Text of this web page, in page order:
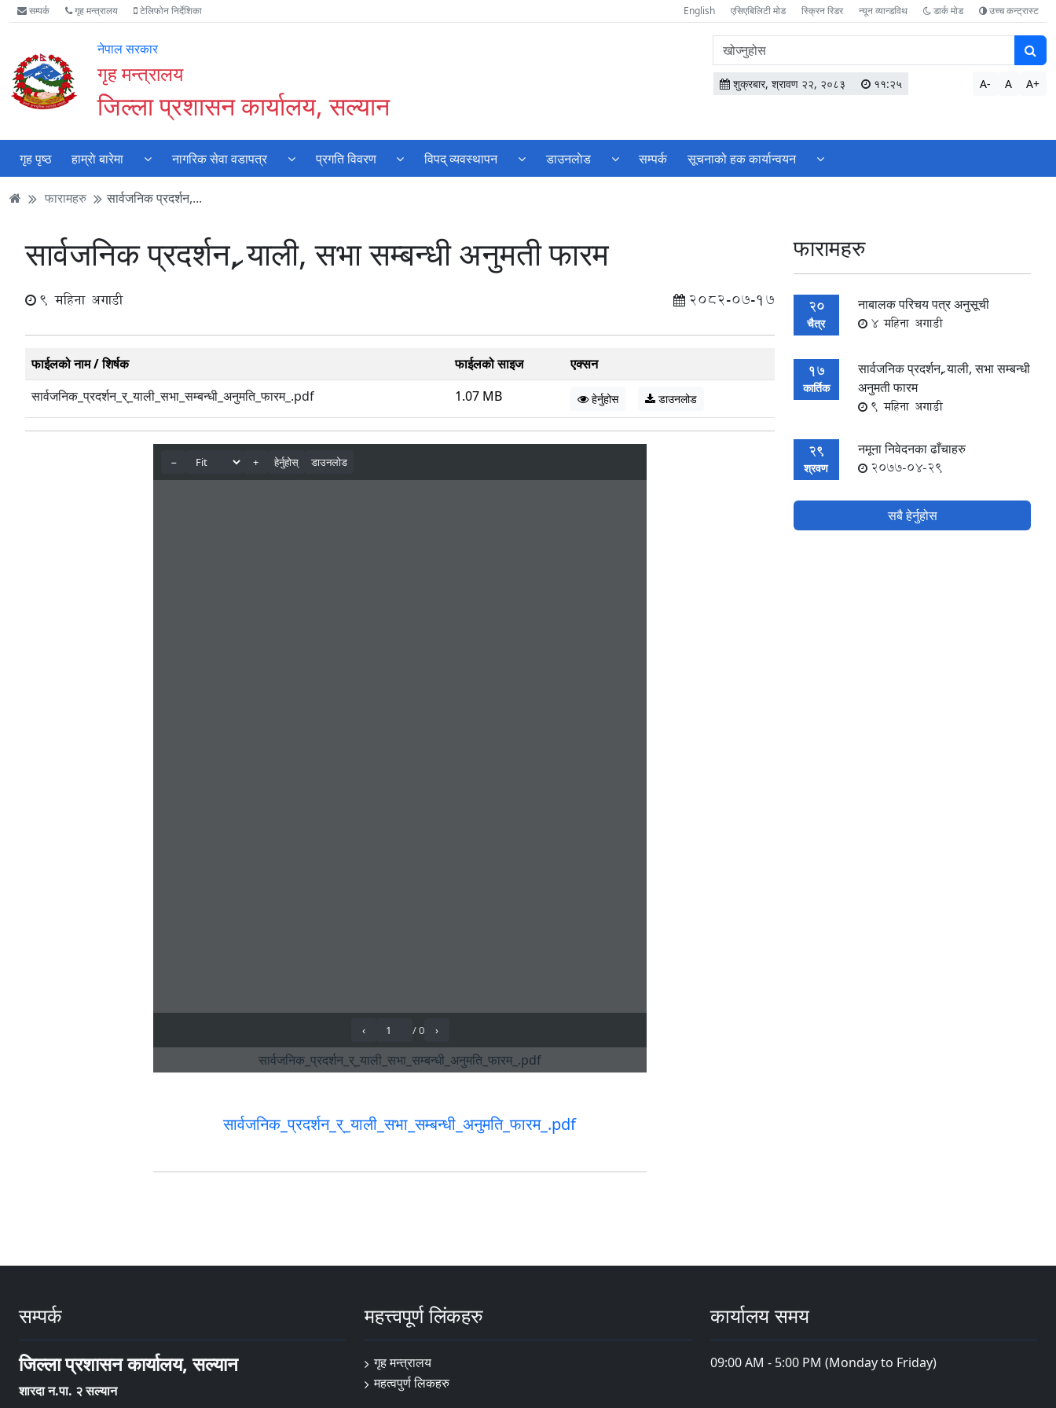
Accessibility
Mode
गर्नुहोस्
मुख्य
सामाग्री
मुख्य
नेभिगेसन
वेबसाइट
खोजमा
सम्पर्क गृह मन्त्रालय टेलिफोन निर्देशिका English एसिएबिलिटी मोड स्क्रिन रिडर न्यून व्यान्डविथ डार्क मोड उच्च कन्ट्रास्ट
नेपाल सरकार
गृह मन्त्रालय
जिल्ला प्रशासन कार्यालय, सल्यान
वेबसाइटमा
सामग्री
खोज्नुहोस
शुक्रबार, श्रावण २२, २०८३ ११:२५ A- A A+
गृह पृष्ठ हाम्राे बारेमा नागरिक सेवा वडापत्र प्रगति विवरण विपद् व्यवस्थापन डाउनलाेड सम्पर्क सूचनाको हक कार्यान्वयन
फारामहरु सार्वजनिक प्रदर्शन,...
सार्वजनिक प्रदर्शन, र्‍याली, सभा सम्बन्धी अनुमती फारम
9 महिना अगाडी 2082-07-17
फाईलको नाम / शिर्षक फाईलको साइज
एक्सन
सार्वजनिक_प्रदर्शन_र्_याली_सभा_सम्बन्धी_अनुमति_फारम_.pdf
1.07 MB हेर्नुहोस डाउनलोड
सार्वजनिक_प्रदर्शन_र्_याली_सभा_सम्बन्धी_अनुमति_फारम_.pdf
फारामहरु
20
चैत्र
नाबालक परिचय पत्र अनुसूची
4 महिना अगाडी
17
कार्तिक
सार्वजनिक प्रदर्शन, र्‍याली, सभा सम्बन्धी
अनुमती फारम
9 महिना अगाडी
29
श्रवण
नमूना निवेदनका ढाँचाहरु
2077-04-29
सबै हेर्नुहोस
सम्पर्क
जिल्ला प्रशासन कार्यालय, सल्यान
शारदा न.पा. २ सल्यान
महत्त्वपूर्ण लिंकहरु
गृह मन्त्रालय
महत्वपुर्ण लि‌कहरु
कार्यालय समय
09:00 AM - 5:00 PM (Monday to Friday)